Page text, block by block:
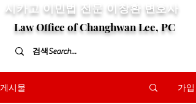
​시카고 이민법 전문 이창환 변호사
Law Office of Changhwan Lee, PC
게시물 가입